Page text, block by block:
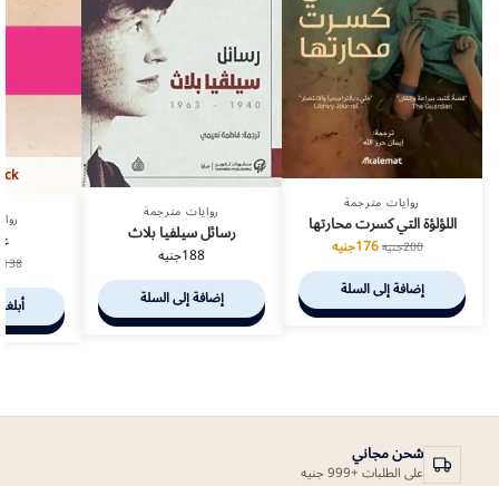
روايات مترجمة
اللؤلؤة التي كسرت محارتها
200جنيه176جنيه
إضافة إلى السلة
روايات مترجمة
رسائل سيلفيا بلاث
188جنيه
إضافة إلى السلة
138
شحن مجاني
على الطلبات +999 جنيه